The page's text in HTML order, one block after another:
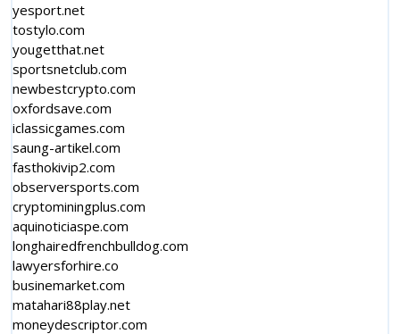
yesport.net
tostylo.com
yougetthat.net
sportsnetclub.com
newbestcrypto.com
oxfordsave.com
iclassicgames.com
saung-artikel.com
fasthokivip2.com
observersports.com
cryptominingplus.com
aquinoticiaspe.com
longhairedfrenchbulldog.com
lawyersforhire.co
businemarket.com
matahari88play.net
moneydescriptor.com